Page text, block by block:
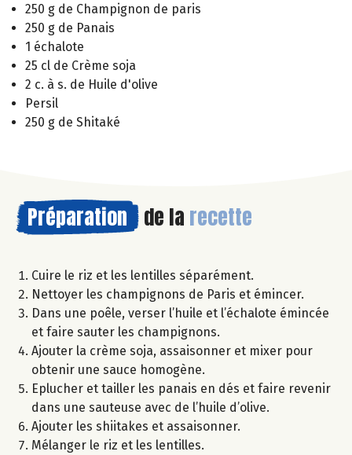
250 g de Champignon de paris
250 g de Panais
1 échalote
25 cl de Crème soja
2 c. à s. de Huile d'olive
Persil
250 g de Shitaké
Préparation de la recette
Cuire le riz et les lentilles séparément.
Nettoyer les champignons de Paris et émincer.
Dans une poêle, verser l’huile et l’échalote émincée
et faire sauter les champignons.
Ajouter la crème soja, assaisonner et mixer pour
obtenir une sauce homogène.
Eplucher et tailler les panais en dés et faire revenir
dans une sauteuse avec de l’huile d’olive.
Ajouter les shiitakes et assaisonner.
Mélanger le riz et les lentilles.